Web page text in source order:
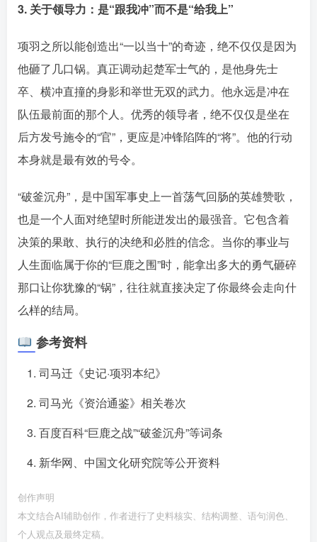
3. 关于领导力：是“跟我冲”而不是“给我上”
项羽之所以能创造出“一以当十”的奇迹，绝不仅仅是因为
他砸了几口锅。真正调动起楚军士气的，是他身先士
卒、横冲直撞的身影和举世无双的武力。他永远是冲在
队伍最前面的那个人。优秀的领导者，绝不仅仅是坐在
后方发号施令的“官”，更应是冲锋陷阵的“将”。他的行动
本身就是最有效的号令。󠄹󠅀󠄪󠄢󠄡󠄦󠄞󠄧󠄣󠄞󠄢󠄡󠄧󠄞󠄩󠄢󠅬󠅅󠅃󠄵󠅂󠄪󠅗󠅥󠅕󠅣󠅤󠅬󠅄󠄹󠄽󠄵󠄪󠄢󠄠󠄢󠄦󠄝󠄠󠄨󠄝󠄠󠄨󠄐󠄡󠄣󠄪󠄣󠄤󠄪󠄡󠄣󠅬󠅨󠅙󠅑󠅟󠅗󠅒󠄞󠅓󠅟󠅝󠄐󠇕󠆠󠅿󠇖󠆄󠆩󠇕󠅿󠆈󠇗󠆭󠆁󠄐󠇗󠅹󠅸󠇖󠆍󠅳󠇖󠅹󠅰󠇖󠆌󠅹
“破釜沉舟”，是中国军事史上一首荡气回肠的英雄赞歌，
也是一个人面对绝望时所能迸发出的最强音。它包含着
决策的果敢、执行的决绝和必胜的信念。当你的事业与
人生面临属于你的“巨鹿之围”时，能拿出多大的勇气砸碎
那口让你犹豫的“锅”，往往就直接决定了你最终会走向什
么样的结局。󠄹󠅀󠄪󠄢󠄡󠄦󠄞󠄧󠄣󠄞󠄢󠄡󠄧󠄞󠄩󠄢󠅬󠅅󠅃󠄵󠅂󠄪󠅗󠅥󠅕󠅣󠅤󠅬󠅄󠄹󠄽󠄵󠄪󠄢󠄠󠄢󠄦󠄝󠄠󠄨󠄝󠄠󠄨󠄐󠄡󠄣󠄪󠄣󠄤󠄪󠄡󠄣󠅬󠅨󠅙󠅑󠅟󠅗󠅒󠄞󠅓󠅟󠅝󠄐󠇕󠆠󠅿󠇖󠆄󠆩󠇕󠅿󠆈󠇗󠆭󠆁󠄐󠇗󠅹󠅸󠇖󠆍󠅳󠇖󠅹󠅰󠇖󠆌󠅹
参考资料
司马迁《史记·项羽本纪》
司马光《资治通鉴》相关卷次
百度百科“巨鹿之战”“破釜沉舟”等词条
新华网、中国文化研究院等公开资料
创作声明
本文结合AI辅助创作，作者进行了史料核实、结构调整、语句润色、
个人观点及最终定稿。󠄹󠅀󠄪󠄢󠄡󠄦󠄞󠄧󠄣󠄞󠄢󠄡󠄧󠄞󠄩󠄢󠅬󠅅󠅃󠄵󠅂󠄪󠅗󠅥󠅕󠅣󠅤󠅬󠅄󠄹󠄽󠄵󠄪󠄢󠄠󠄢󠄦󠄝󠄠󠄨󠄝󠄠󠄨󠄐󠄡󠄣󠄪󠄣󠄤󠄪󠄡󠄣󠅬󠅨󠅙󠅑󠅟󠅗󠅒󠄞󠅓󠅟󠅝󠄐󠇕󠆠󠅿󠇖󠆄󠆩󠇕󠅿󠆈󠇗󠆭󠆁󠄐󠇗󠅹󠅸󠇖󠆍󠅳󠇖󠅹󠅰󠇖󠆌󠅹